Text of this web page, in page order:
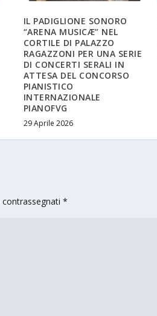
IL PADIGLIONE SONORO
“ARENA MUSICÆ” NEL
CORTILE DI PALAZZO
RAGAZZONI PER UNA SERIE
DI CONCERTI SERALI IN
ATTESA DEL CONCORSO
PIANISTICO
INTERNAZIONALE
PIANOFVG
29 Aprile 2026
contrassegnati*